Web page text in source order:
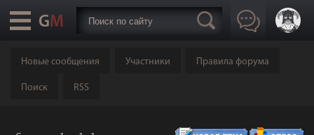
Новые сообщения Участники Правила форума
Поиск RSS